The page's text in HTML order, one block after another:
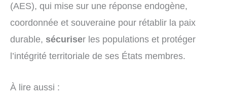
(AES), qui mise sur une réponse endogène,
coordonnée et souveraine pour rétablir la paix
durable, sécuriser les populations et protéger
l’intégrité territoriale de ses États membres.
À lire aussi :